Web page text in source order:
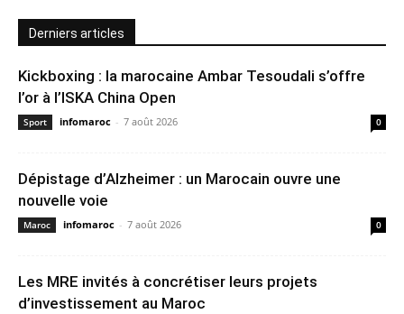
Derniers articles
Kickboxing : la marocaine Ambar Tesoudali s’offre
l’or à l’ISKA China Open
Sport infomaroc - 7 août 2026 0
Dépistage d’Alzheimer : un Marocain ouvre une
nouvelle voie
Maroc infomaroc - 7 août 2026 0
Les MRE invités à concrétiser leurs projets
d’investissement au Maroc